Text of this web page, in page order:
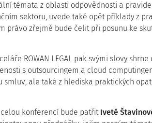
témata z oblasti odpovědnosti a
sektoru, uvede také opět příklady z
právo zřejmě bude čelit při posunu ke
ROWAN LEGAL pak svými slovy
s outsourcingem a cloud
smluv, ale také z hlediska praktických
konferencí bude patřit Ivetě